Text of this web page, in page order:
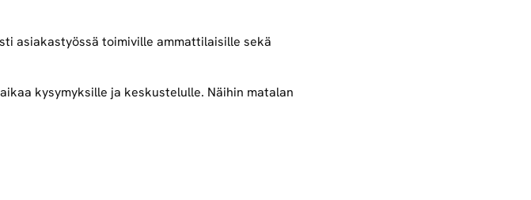
asiakastyössä toimiville ammattilaisille sekä
kysymyksille ja keskustelulle. Näihin matalan